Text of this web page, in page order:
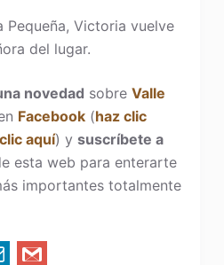
Pequeña, Victoria vuelve
del lugar.
novedad sobre Valle
Facebook(haz clic
aquí) y suscríbete a
esta web para enterarte
importantes totalmente